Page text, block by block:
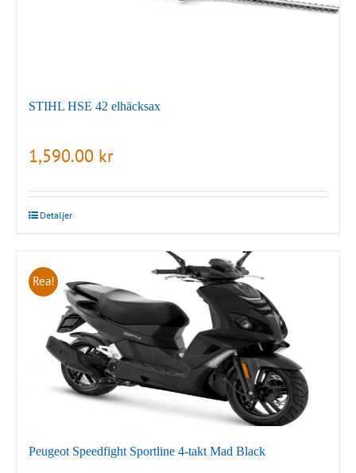
STIHL HSE 42 elhäcksax
1,590.00 kr
Detaljer
Rea!
Peugeot Speedfight Sportline 4-takt Mad Black